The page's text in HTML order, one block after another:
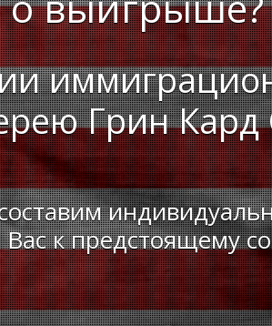
Грин
к предстоящему